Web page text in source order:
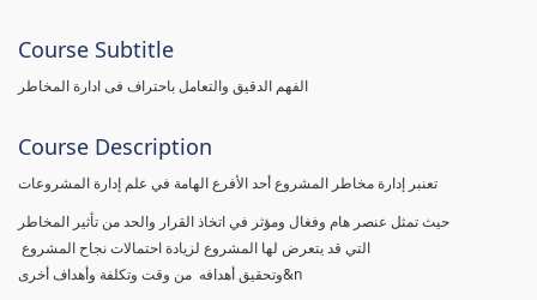
Course Subtitle
الفهم الدقيق والتعامل باحتراف فى ادارة المخاطر
Course Description
حيث تمثل عنصر هام وفغال ومؤثر في اتخاذ القرار والحد من تأثير المخاطر
وتحقيق أهدافه من وقت وتكلفة وأهداف أخرى&n